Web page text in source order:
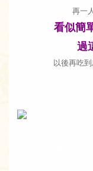
再一
看似簡
過
以後再吃